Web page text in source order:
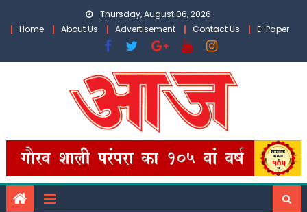
Thursday, August 06, 2026
Home
About Us Advertisement Contact Us E-Paper